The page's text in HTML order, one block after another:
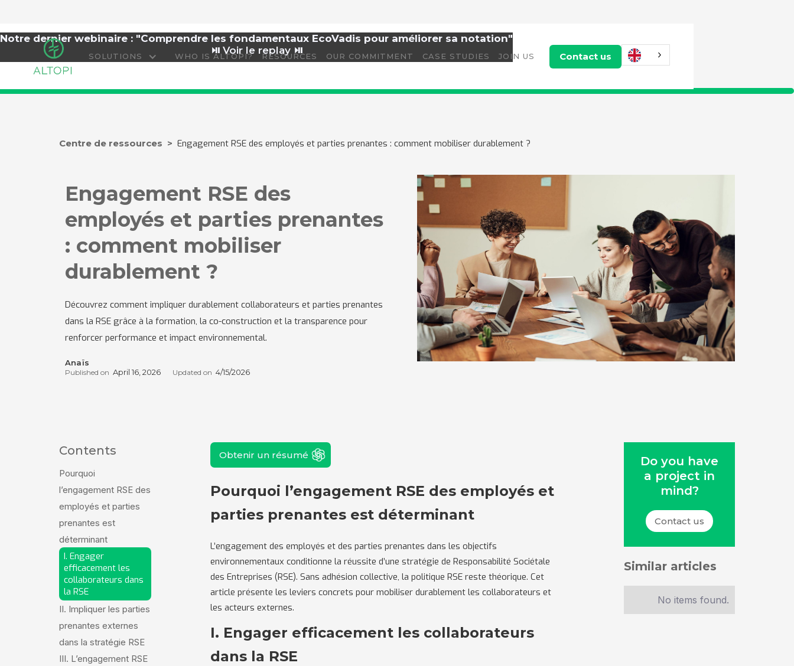
Notre dernier webinaire : "Comprendre les fondamentaux EcoVadis pour améliorer sa notation"
⏯️ Voir le replay ⏯️
SOLUTIONS WHO IS ALTOPI? RESOURCES OUR COMMITMENT CASE STUDIES JOIN US Contact us
Centre de ressources > Engagement RSE des employés et parties prenantes : comment mobiliser durablement ?
Engagement RSE des
employés et parties prenantes
: comment mobiliser
durablement ?
Découvrez comment impliquer durablement collaborateurs et parties prenantes
dans la RSE grâce à la formation, la co-construction et la transparence pour
renforcer performance et impact environnemental.
Anaïs
Published on April 16, 2026 Updated on 4/15/2026
Contents
Pourquoi
l’engagement RSE des
employés et parties
prenantes est
déterminant
I. Engager
efficacement les
collaborateurs dans
la RSE
II. Impliquer les parties
prenantes externes
dans la stratégie RSE
III. L’engagement RSE
Obtenir un résumé
Pourquoi l’engagement RSE des employés et
parties prenantes est déterminant
L’engagement des employés et des parties prenantes dans les objectifs
environnementaux conditionne la réussite d’une stratégie de Responsabilité Sociétale
des Entreprises (RSE). Sans adhésion collective, la politique RSE reste théorique. Cet
article présente les leviers concrets pour mobiliser durablement les collaborateurs et
les acteurs externes.
I. Engager efficacement les collaborateurs
dans la RSE
Do you have
a project in
mind?
Contact us
Similar articles
No items found.